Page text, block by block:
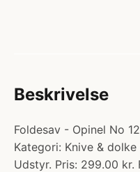
Beskrivelse
Foldesav - Opinel No
Kategori: Knive &
Udstyr. Pris: 299.00 kr.